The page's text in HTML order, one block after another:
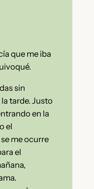
que me iba
sin
tarde. Justo
en la
el
me ocurre
el